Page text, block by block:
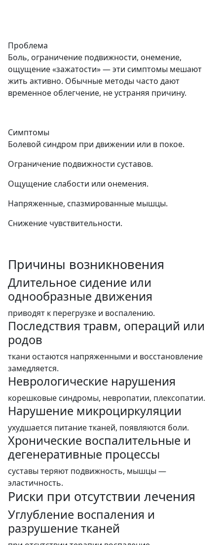
Проблема
Боль, ограничение подвижности, онемение,
ощущение «зажатости» — эти симптомы мешают
жить активно. Обычные методы часто дают
временное облегчение, не устраняя причину.
Симптомы
Болевой синдром при движении или в покое.
Ограничение подвижности суставов.
Ощущение слабости или онемения.
Напряженные, спазмированные мышцы.
Снижение чувствительности.
Причины возникновения
Длительное сидение или
однообразные движения
приводят к перегрузке и воспалению.
Последствия травм, операций или
родов
ткани остаются напряженными и восстановление
замедляется.
Неврологические нарушения
корешковые синдромы, невропатии, плексопатии.
Нарушение микроциркуляции
ухудшается питание тканей, появляются боли.
Хронические воспалительные и
дегенеративные процессы
суставы теряют подвижность, мышцы —
эластичность.
Риски при отсутствии лечения
Углубление воспаления и
разрушение тканей